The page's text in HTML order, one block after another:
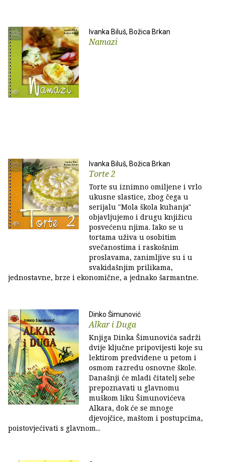
Ivanka Biluš, Božica Brkan
Namazi
Ivanka Biluš, Božica Brkan
Torte 2
Torte su iznimno omiljene i vrlo
ukusne slastice, zbog čega u
serijalu "Mola škola kuhanja"
objavljujemo i drugu knjižicu
posvećenu njima. Iako se u
tortama uživa u osobitim
svečanostima i raskošnim
proslavama, zanimljive su i u
svakidašnjim prilikama,
jednostavne, brze i ekonomične, a jednako šarmantne.
Dinko Šimunović
Alkar i Duga
Knjiga Dinka Šimunovića sadrži
dvije ključne pripovijesti koje su
lektirom predviđene u petom i
osmom razredu osnovne škole.
Današnji će mladi čitatelj sebe
prepoznavati u glavnomu
muškom liku Šimunovićeva
Alkara, dok će se mnoge
djevojčice, maštom i postupcima,
poistovjećivati s glavnom...